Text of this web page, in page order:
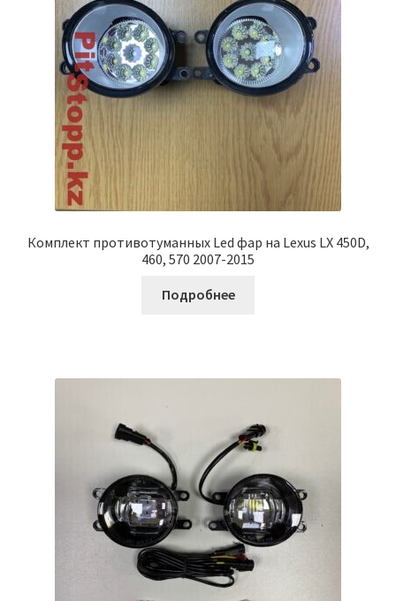
Комплект противотуманных Led фар на Lexus LX 450D,
460, 570 2007-2015
Подробнее